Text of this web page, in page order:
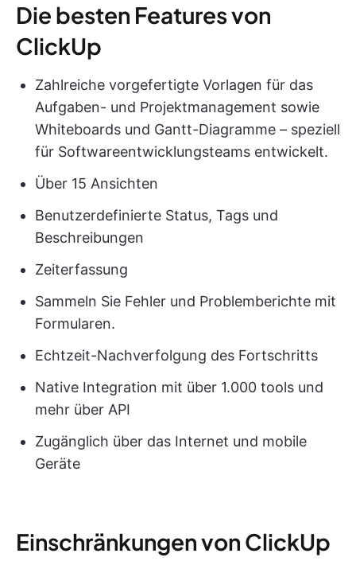
Die besten Features von
ClickUp
Zahlreiche vorgefertigte Vorlagen für das
Aufgaben- und Projektmanagement sowie
Whiteboards und Gantt-Diagramme – speziell
für Softwareentwicklungsteams entwickelt.
Über 15 Ansichten
Benutzerdefinierte Status, Tags und
Beschreibungen
Zeiterfassung
Sammeln Sie Fehler und Problemberichte mit
Formularen.
Echtzeit-Nachverfolgung des Fortschritts
Native Integration mit über 1.000 tools und
mehr über API
Zugänglich über das Internet und mobile
Geräte
Einschränkungen von ClickUp